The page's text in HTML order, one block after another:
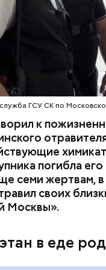
какие
в России
ГСУ СК по
к
погибла
семи жертвам,
своих
Москвы».
в еде